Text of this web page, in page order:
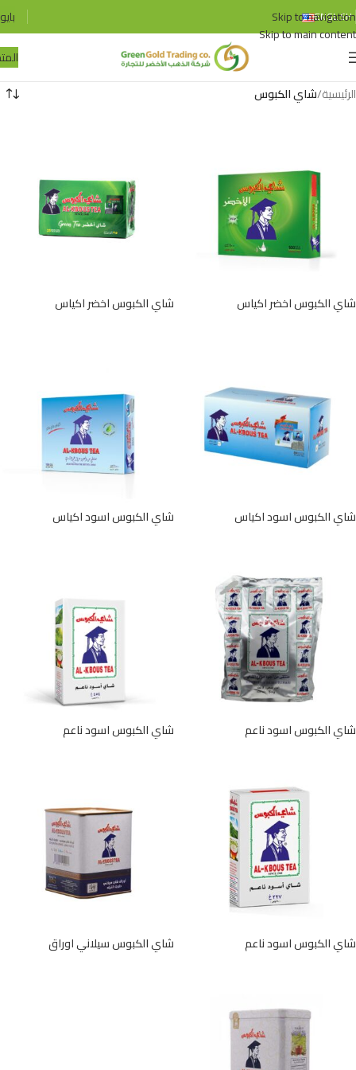
Skip to navigation
Skip to main content
ENGLISH
بايو
الرئيسية/شاي الكبوس
شاي الكبوس اخضر اكياس شاي الكبوس اخضر اكياس
شاي الكبوس اسود اكياس شاي الكبوس اسود اكياس
شاي الكبوس اسود ناعم شاي الكبوس اسود ناعم
شاي الكبوس اسود ناعم شاي الكبوس سيلاني اوراق